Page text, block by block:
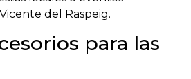
del Raspeig.
para las